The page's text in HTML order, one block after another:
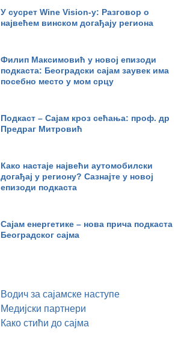
У сусрет Wine Vision-у: Разговор о
највећем винском догађају региона
Филип Максимовић у новој епизоди
подкаста: Београдски сајам заувек има
посебно место у мом срцу
Подкаст – Сајам кроз сећања: проф. др
Предраг Митровић
Како настаје највећи аутомобилски
догађај у региону? Сазнајте у новој
епизоди подкаста
Сајам енергетике – нова прича подкаста
Београдског сајма
Водич за сајамске наступе
Медијски партнери
Како стићи до сајма